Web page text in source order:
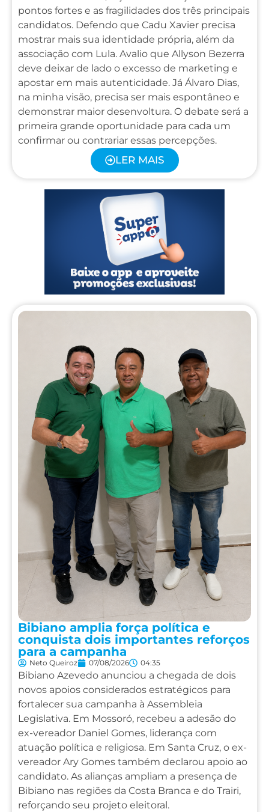
pontos fortes e as fragilidades dos três principais
candidatos. Defendo que Cadu Xavier precisa
mostrar mais sua identidade própria, além da
associação com Lula. Avalio que Allyson Bezerra
deve deixar de lado o excesso de marketing e
apostar em mais autenticidade. Já Álvaro Dias,
na minha visão, precisa ser mais espontâneo e
demonstrar maior desenvoltura. O debate será a
primeira grande oportunidade para cada um
confirmar ou contrariar essas percepções.
LER MAIS
Bibiano amplia força política e
conquista dois importantes reforços
para a campanha
Neto Queiroz 07/08/2026 04:35
Bibiano Azevedo anunciou a chegada de dois
novos apoios considerados estratégicos para
fortalecer sua campanha à Assembleia
Legislativa. Em Mossoró, recebeu a adesão do
ex-vereador Daniel Gomes, liderança com
atuação política e religiosa. Em Santa Cruz, o ex-
vereador Ary Gomes também declarou apoio ao
candidato. As alianças ampliam a presença de
Bibiano nas regiões da Costa Branca e do Trairi,
reforçando seu projeto eleitoral.